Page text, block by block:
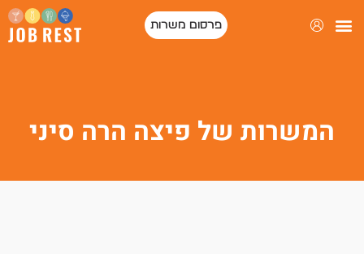
פרסום משרות
המשרות של פיצה הרה סיני